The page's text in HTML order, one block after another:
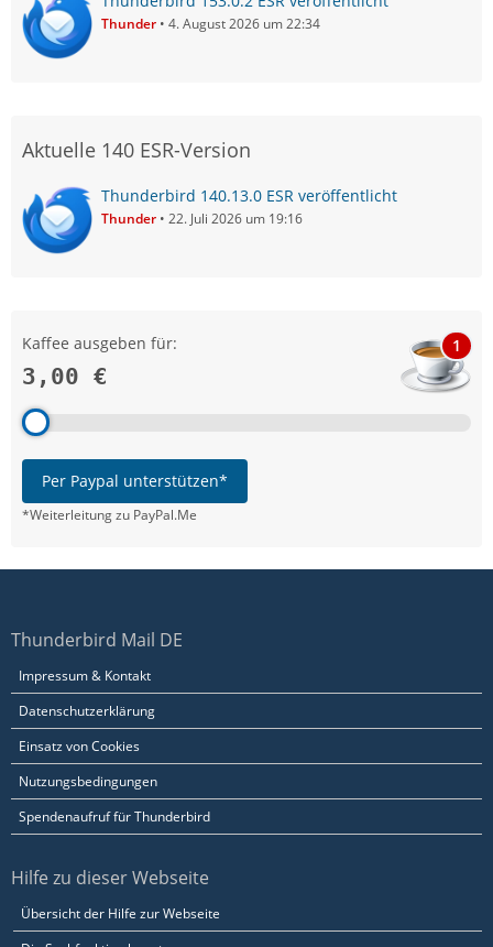
Thunder 4. August 2026 um 22:34
Aktuelle 140 ESR-Version
Thunderbird 140.13.0 ESR veröffentlicht
Thunder 22. Juli 2026 um 19:16
Kaffee ausgeben für:
3,00 €
1
Per Paypal unterstützen*
*Weiterleitung zu PayPal.Me
Thunderbird Mail DE
Impressum & Kontakt
Datenschutzerklärung
Einsatz von Cookies
Nutzungsbedingungen
Spendenaufruf für Thunderbird
Hilfe zu dieser Webseite
Übersicht der Hilfe zur Webseite